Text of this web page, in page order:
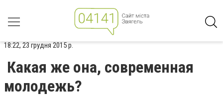
18:22, 23 грудня 2015 р.
Какая же она, современная
молодежь?